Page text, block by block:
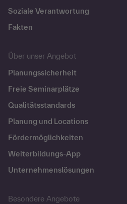
Soziale Verantwortung
Fakten
Über unser Angebot
Planungssicherheit
Freie Seminarplätze
Qualitätsstandards
Planung und Locations
Fördermöglichkeiten
Weiterbildungs-App
Unternehmenslösungen
Besondere Angebote